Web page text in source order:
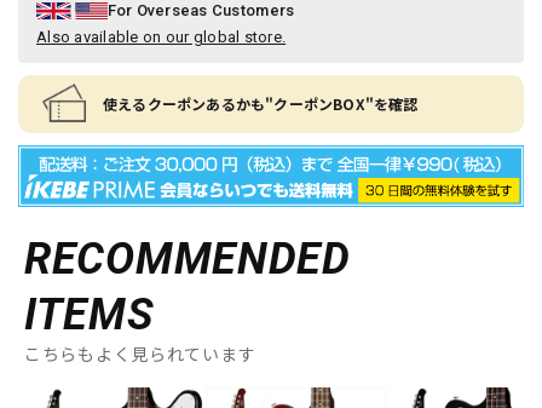
For Overseas Customers
Also available on our global store.
使えるクーポンあるかも"クーポンBOX"を確認
RECOMMENDED
ITEMS
こちらもよく見られています